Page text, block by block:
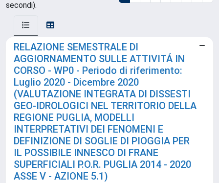
secondi).
RELAZIONE SEMESTRALE DI
AGGIORNAMENTO SULLE ATTIVITÁ IN
CORSO - WP0 - Periodo di riferimento:
Luglio 2020 - Dicembre 2020
(VALUTAZIONE INTEGRATA DI DISSESTI
GEO-IDROLOGICI NEL TERRITORIO DELLA
REGIONE PUGLIA, MODELLI
INTERPRETATIVI DEI FENOMENI E
DEFINIZIONE DI SOGLIE DI PIOGGIA PER
IL POSSIBILE INNESCO DI FRANE
SUPERFICIALI P.O.R. PUGLIA 2014 - 2020
ASSE V - AZIONE 5.1)